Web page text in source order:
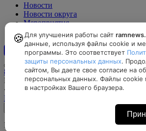
Новости
Новости округа
Мероприятия
Официально
12+
8-496-46-3-12-67, rammedia22@mail.ru
Московская область, г. Раменское,
«Сатурн», западная трибуна, строение ¼
Найти на карте
Все права защищены © МАУ «Раменский
🍪 Для улучшения работы сайт
данные, используя файлы cookie и
программы. Это соответствует
защиты персональных данных.
сайтом, Вы даете свое согласие на
персональных данных. Файлы
в настройках Вашего браузера.